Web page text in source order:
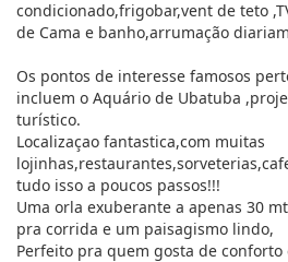
condicionado,frigobar,vent de teto
de Cama e banho,arrumação
Os pontos de interesse famosos
incluem o Aquário de Ubatuba
turístico.
Localizaçao fantastica,com muitas
tudo isso a poucos passos!!!
Uma orla exuberante a apenas 30
pra corrida e um paisagismo lindo,
Perfeito pra quem gosta de conforto